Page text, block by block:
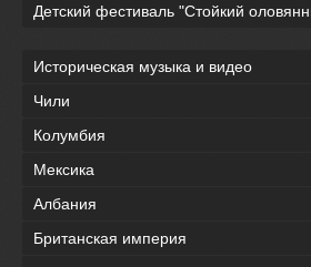
Детский фестиваль "Стойкий
Историческая музыка и видео
Чили
Колумбия
Мексика
Албания
Британская империя